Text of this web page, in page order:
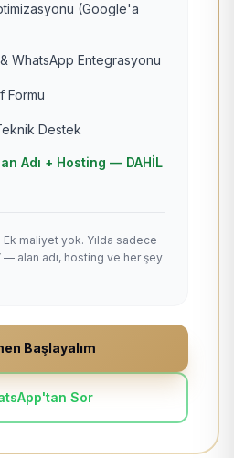
(Google'a
WhatsApp Entegrasyonu
Formu
Destek
Adı + Hosting — DAHİL
maliyet yok. Yılda sadece
— alan adı, hosting ve her şey
Başlayalım
Sor